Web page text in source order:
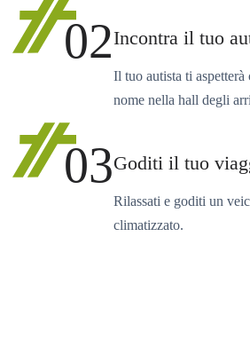
02Incontra il tuo
Il tuo autista ti
nome nella hall degli
03Goditi il tuo
Rilassati e goditi un
climatizzato.